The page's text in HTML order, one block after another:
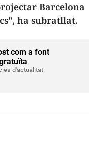
Barcelona
ha subratllat.
com a font
d'actualitat